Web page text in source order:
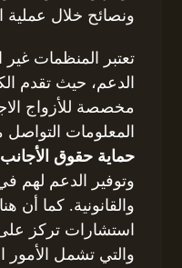
ونصائح خلال عملية
تعتبر المنظمات
الدعم، حيث تقدم
مخصصة للأزواج
المعلومات
حماية حقوق الأجانب
وتوفير الدعم لهم
والقانونية. كما أن
استشارات تركز على
والتي تشمل الأمور